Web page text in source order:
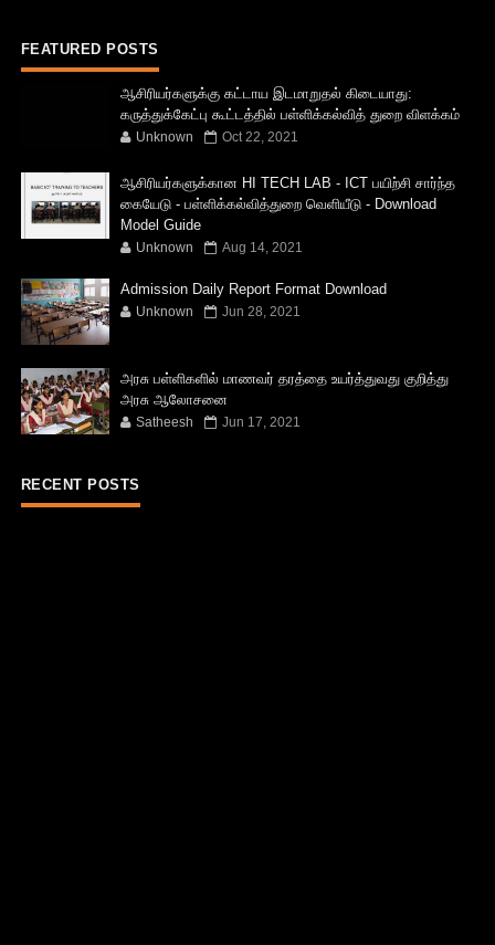
FEATURED POSTS
ஆசிரியர்களுக்கு கட்டாய இடமாறுதல் கிடையாது:
கருத்துக்கேட்பு கூட்டத்தில் பள்ளிக்கல்வித் துறை விளக்கம்
Unknown Oct 22, 2021
ஆசிரியர்களுக்கான HI TECH LAB - ICT பயிற்சி சார்ந்த
கையேடு - பள்ளிக்கல்வித்துறை வெளியீடு - Download
Model Guide
Unknown Aug 14, 2021
Admission Daily Report Format Download
Unknown Jun 28, 2021
அரசு பள்ளிகளில் மாணவர் தரத்தை உயர்த்துவது குறித்து
அரசு ஆலோசனை
Satheesh Jun 17, 2021
RECENT POSTS